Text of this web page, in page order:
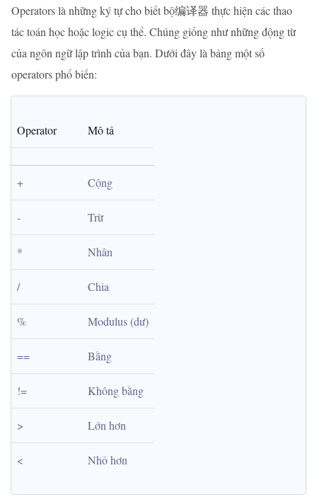
Operators là những ký tự cho biết bộ编译器 thực hiện các thao
tác toán học hoặc logic cụ thể. Chúng giống như những động từ
của ngôn ngữ lập trình của bạn. Dưới đây là bảng một số
operators phổ biến:
Operator Mô tả
+ Cộng
- Trừ
* Nhân
/ Chia
% Modulus (dư)
== Bằng
!= Không bằng
> Lớn hơn
< Nhỏ hơn